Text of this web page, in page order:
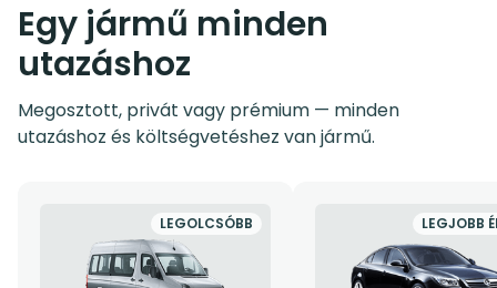
Egy jármű minden
utazáshoz
Megosztott, privát vagy prémium — minden
utazáshoz és költségvetéshez van jármű.
LEGOLCSÓBB LEGJOBB